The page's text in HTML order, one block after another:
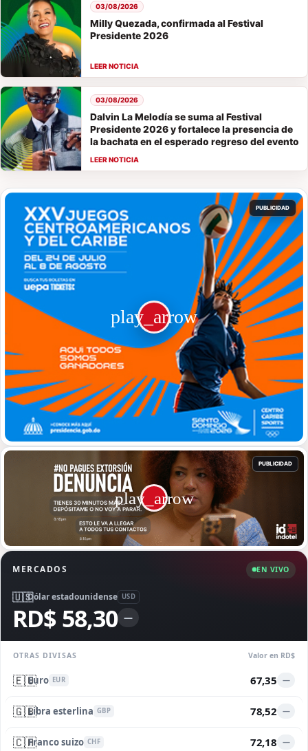
Milly Quezada, confirmada al Festival
Presidente 2026
03/08/2026
Dalvin La Melodía se suma al Festival
Presidente 2026 y fortalece la presencia de
la bachata en el esperado regreso del evento
03/08/2026
MERCADOS EN VIVO
🇺🇸Dólar estadounidense USD
RD$ 58,30 —
OTRAS DIVISAS Valor en RD$
🇪🇺Euro EUR 67,35 —
🇬🇧Libra esterlina GBP 78,52 —
🇨🇭Franco suizo CHF 72,18 —